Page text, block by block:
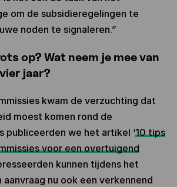
om de subsidieregelingen te
noden te signaleren.”
op? Wat neem je mee van
jaar?
kwam de verzuchting dat
moest komen rond de
publiceerden we het artikel ‘10 tips
voor een overtuigend
kunnen tijdens het
aanvraag nu ook een verkennend